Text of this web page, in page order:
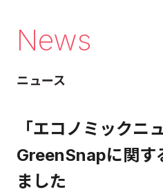
News
ニュース
「エコノミックニ
GreenSnapに関す
ました